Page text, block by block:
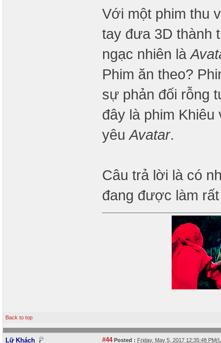
Với một phim thu
tay đưa 3D thành
ngạc nhiên là
Phim ăn theo?
sự phản đối rỗng
đây là phim
yêuAvatar.
Câu trả lời là có
đang được làm
Back to top
Lữ Khách #44Posted : Friday, May 5, 2017 12:35:48